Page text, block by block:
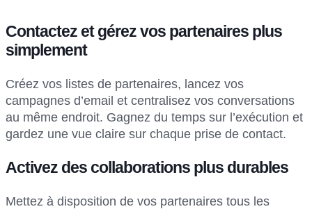
Contactez et gérez vos partenaires plus
simplement
Créez vos listes de partenaires, lancez vos
campagnes d’email et centralisez vos conversations
au même endroit. Gagnez du temps sur l’exécution et
gardez une vue claire sur chaque prise de contact.
Activez des collaborations plus durables
Mettez à disposition de vos partenaires tous les